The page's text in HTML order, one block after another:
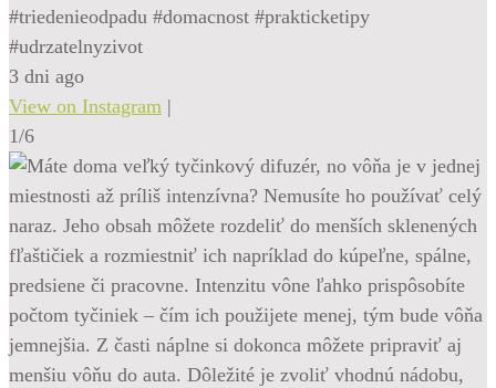
#triedenieodpadu #domacnost #prakticketipy
#udrzatelnyzivot
3 dni ago
View on Instagram |
1/6